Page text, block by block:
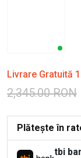
Livrare Gratuită
2,345.00 RON
Plătește în
tbi